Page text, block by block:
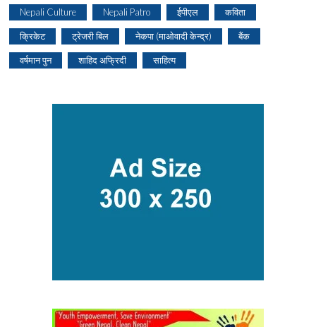
Nepali Culture Nepali Patro ईपीएल कविता
क्रिकेट ट्रेजरी बिल नेकपा (माओवादी केन्द्र) बैंक
वर्षमान पुन शाहिद अफ्रिदी साहित्य